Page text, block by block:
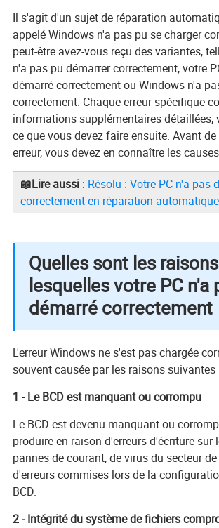
Il s'agit d'un sujet de réparation
appelé Windows n'a pas pu se charger
peut-être avez-vous reçu des variantes,
n'a pas pu démarrer correctement, votre
démarré correctement ou Windows n'a
correctement. Chaque erreur spécifique
informations supplémentaires détaillées,
ce que vous devez faire ensuite. Avant
erreur, vous devez en connaître les
📖Lire aussi: Résolu : Votre PC n'a pas
correctement en réparation automatique
Quelles sont les
lesquelles votre PC n'a
démarré correctement
L'erreur Windows ne s'est pas chargée
souvent causée par les raisons suivantes
1 - Le BCD est manquant ou corrompu
Le BCD est devenu manquant ou
produire en raison d'erreurs d'écriture sur
pannes de courant, de virus du secteur
d'erreurs commises lors de la
BCD.
2 - Intégrité du système de fichiers